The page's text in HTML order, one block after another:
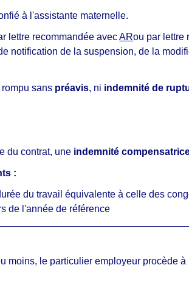
à l'assistante maternelle.
lettre recommandée avecARou par lettre
notification de la suspension, de la
sans préavis, ni indemnité de
du contrat, une indemnité
:
du travail équivalente à celle des
de l'année de référence
moins, le particulier employeur procède